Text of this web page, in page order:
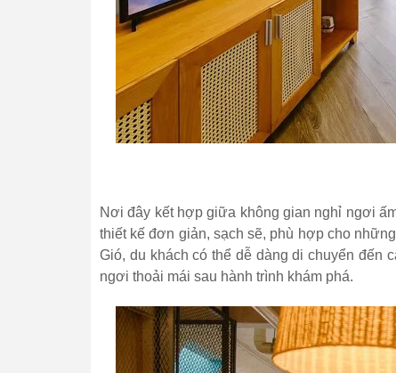
Nơi đây kết hợp giữa không gian nghỉ ngơi
thiết kế đơn giản, sạch sẽ, phù hợp cho
Gió, du khách có thể dễ dàng di chuyển đến
ngơi thoải mái sau hành trình khám phá.